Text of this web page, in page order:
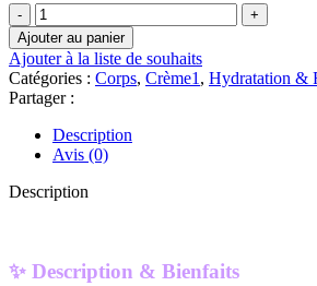
quantité
de
🦶
Caudalie
Vinotherapist™
Crème
Beauté
des
Pieds
|
Ajouter au panier
Ajouter à la liste de souhaits
Catégories : Corps, Crème1 , Hydratation &
Partager :
Description
Avis (0)
Description
✨ Description & Bienfaits